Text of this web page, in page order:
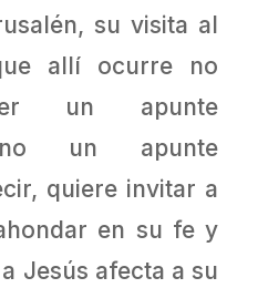
su visita al
allí ocurre no
un apunte
un apunte
quiere invitar a
en su fe y
Jesús afecta a su